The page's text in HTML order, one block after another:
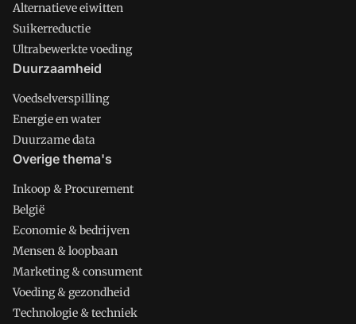
Alternatieve eiwitten
Suikerreductie
Ultrabewerkte voeding
Duurzaamheid
Voedselverspilling
Energie en water
Duurzame data
Overige thema's
Inkoop & Procurement
België
Economie & bedrijven
Mensen & loopbaan
Marketing & consument
Voeding & gezondheid
Technologie & techniek